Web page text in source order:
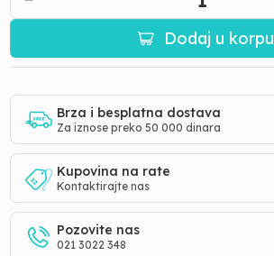
Dodaj u korpu
Brza i besplatna dostava
Za iznose preko 50 000 dinara
Kupovina na rate
Kontaktirajte nas
Pozovite nas
021 3022 348